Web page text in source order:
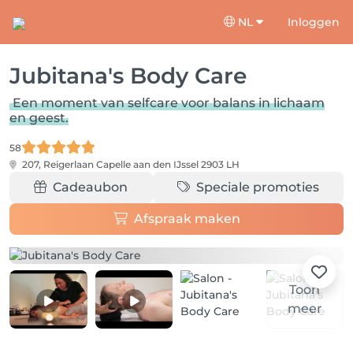
NL Inloggen
Jubitana's Body Care
Een moment van selfcare voor balans in lichaam
en geest.
58
207, Reigerlaan Capelle aan den IJssel 2903 LH
Cadeaubon Speciale promoties
Afspraak maken
Toon
meer